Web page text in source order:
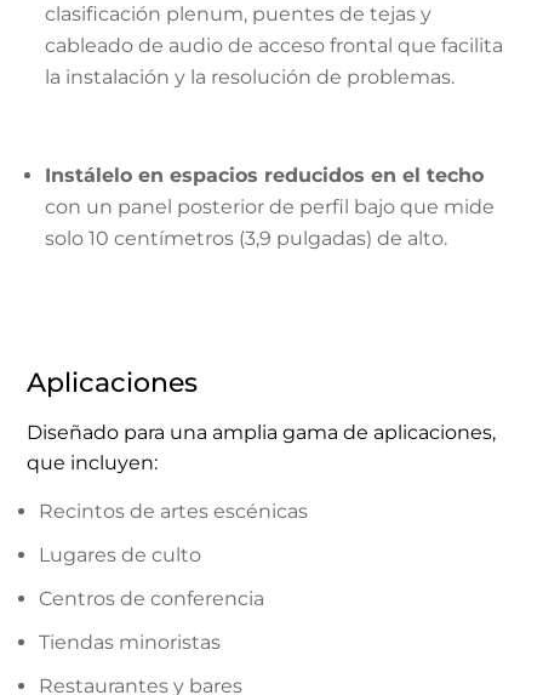
clasificación plenum, puentes de tejas y
cableado de audio de acceso frontal que facilita
la instalación y la resolución de problemas.
Instálelo en espacios reducidos en el techo
con un panel posterior de perfil bajo que mide
solo 10 centímetros (3,9 pulgadas) de alto.
Aplicaciones
Diseñado para una amplia gama de aplicaciones,
que incluyen:
Recintos de artes escénicas
Lugares de culto
Centros de conferencia
Tiendas minoristas
Restaurantes y bares